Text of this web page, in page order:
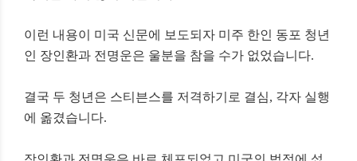
이런 내용이 미국 신문에 보도되자 미주 한인 동포 청년
인 장인환과 전명운은 울분을 참을 수가 없었습니다.
결국 두 청년은 스티븐스를 저격하기로 결심, 각자 실행
에 옮겼습니다.